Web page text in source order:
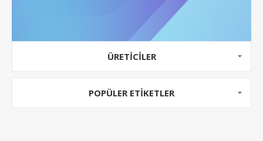
ÜRETICILER
POPÜLER ETIKETLER